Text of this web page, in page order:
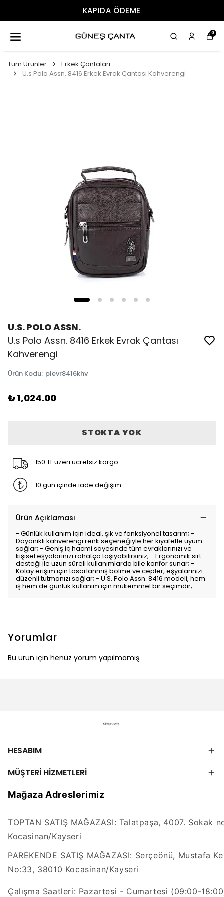
0
Tüm Ürünler
Erkek Çantaları
U.s Polo Assn. 8416 Erkek Evrak Çantası Kahverengi
U.S. POLO ASSN.
U.s Polo Assn. 8416 Erkek Evrak Çantası
Kahverengi
Ürün Kodu: plevr8416khv
₺ 1,024.00
STOKTA YOK
150 TL üzeri ücretsiz kargo
10 gün içinde iade değişim
Ürün Açıklaması
- Günlük kullanım için ideal, şık ve fonksiyonel tasarım; -
Dayanıklı kahverengi renk seçeneğiyle her kıyafetle uyum
sağlar; - Geniş iç hacmi sayesinde tüm evraklarınızı ve
kişisel eşyalarınızı rahatça taşıyabilirsiniz; - Ergonomik sırt
desteği ile uzun süreli kullanımlarda bile konfor sunar; -
Kolay erişim için tasarlanmış bölme ve cepler, eşyalarınızı
düzenli tutmanızı sağlar; - U.S. Polo Assn. 8416 modeli, hem
iş hem de günlük kullanım için mükemmel bir seçimdir;
Yorumlar
Bu ürün için henüz yorum yapılmamış.
HESABIM
MÜŞTERİ HİZMETLERİ
Mağaza Adreslerimiz
TOPTAN SATIŞ MAĞAZASI: Talatpaşa, 4007. Sokak
Kocasinan/Kayseri
PAREKENDE SATIŞ MAĞAZASI: Serçeönü, Mustafa
No:33, 38010 Kocasinan/Kayseri
Çalışma Saatleri: Pazartesi - Cumartesi (09:00-